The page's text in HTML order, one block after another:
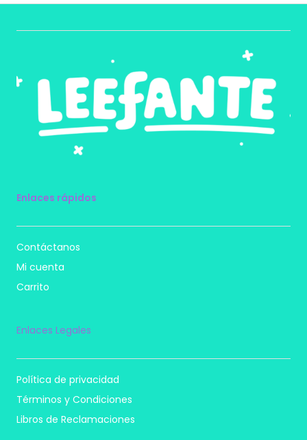
Enlaces rápidos
Contáctanos
Mi cuenta
Carrito
Enlaces Legales
Política de privacidad
Términos y Condiciones
Libros de Reclamaciones